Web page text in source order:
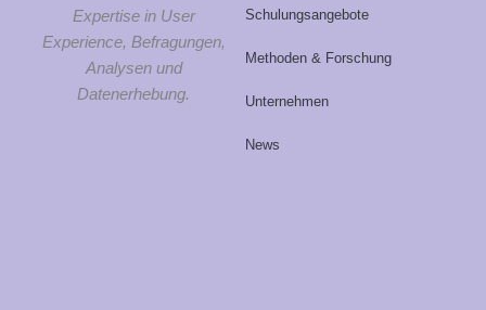
Expertise in User
Experience, Befragungen,
Analysen und
Datenerhebung.
Schulungsangebote
Methoden & Forschung
Unternehmen
News